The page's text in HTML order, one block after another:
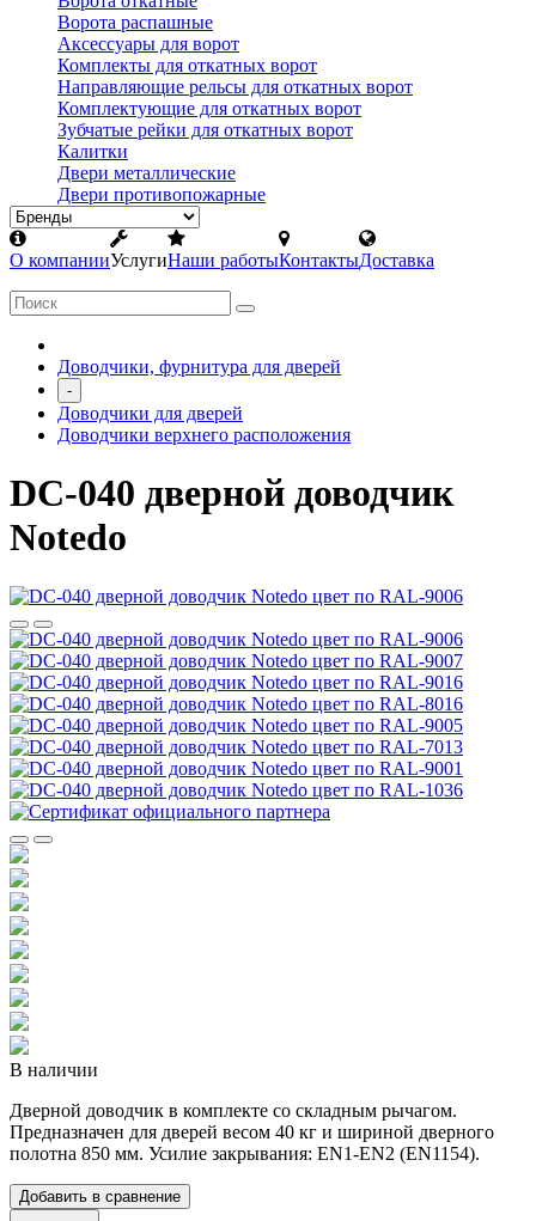
Ворота распашные
Аксессуары для ворот
Комплекты для откатных ворот
Направляющие рельсы для откатных ворот
Комплектующие для откатных ворот
Зубчатые рейки для откатных ворот
Калитки
Двери металлические
Двери противопожарные
О компанииУслугиНаши работыКонтактыДоставка
Доводчики, фурнитура для дверей
-
Доводчики для дверей
Доводчики верхнего расположения
DC-040 дверной доводчик
Notedo
В наличии
Дверной доводчик в комплекте со складным рычагом.
Предназначен для дверей весом 40 кг и шириной дверного
полотна 850 мм. Усилие закрывания: EN1-EN2 (EN1154).
Добавить в сравнение